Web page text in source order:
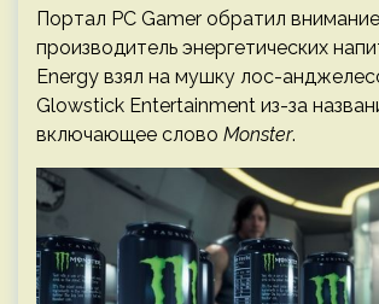
Портал PC Gamer обратил
производитель энергетических
Energy взял на мушку лос-
Glowstick Entertainment из-за
включающее слово Monster.